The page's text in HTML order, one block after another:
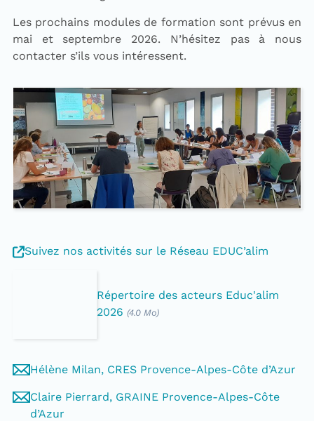
Les prochains modules de formation sont prévus en
mai et septembre 2026. N’hésitez pas à nous
contacter s’ils vous intéressent.
Suivez nos activités sur le Réseau EDUC’alim
Répertoire des acteurs Educ'alim
2026 (4.0 Mo)
Hélène Milan, CRES Provence-Alpes-Côte d’Azur
Claire Pierrard, GRAINE Provence-Alpes-Côte
d’Azur